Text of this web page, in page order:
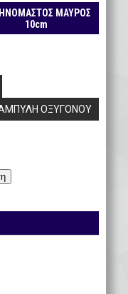
ΜΑΥΡΟΣ
10cm
ΟΞΥΓΟΝΟΥ